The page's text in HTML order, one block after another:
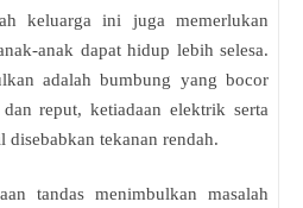
keluarga ini juga memerlukan
anak dapat hidup lebih selesa.
adalah bumbung yang bocor
reput, ketiadaan elektrik serta
tekanan rendah.
tandas menimbulkan masalah